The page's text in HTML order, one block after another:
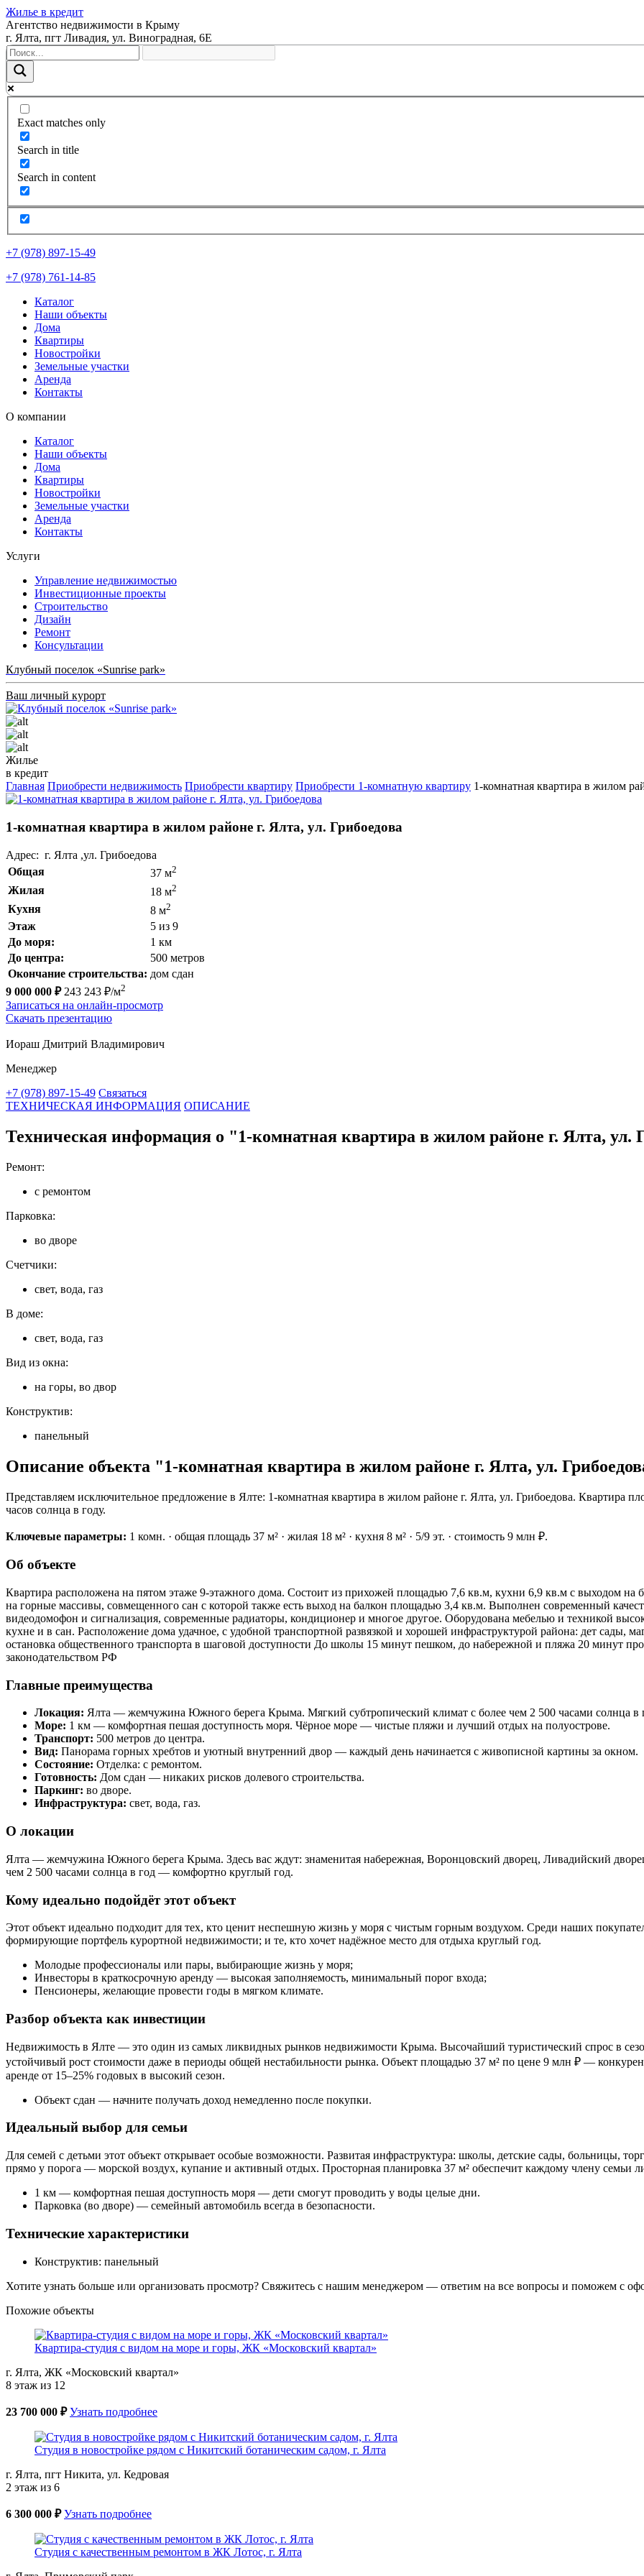
Жилье в кредит
Агентство недвижимости в Крыму
г. Ялта, пгт Ливадия, ул. Виноградная, 6Е
Exact matches only
Search in title
Search in content
+7 (978) 897-15-49
+7 (978) 761-14-85
Каталог
Наши объекты
Дома
Квартиры
Новостройки
Земельные участки
Аренда
Контакты
О компании
Каталог
Наши объекты
Дома
Квартиры
Новостройки
Земельные участки
Аренда
Контакты
Услуги
Управление недвижимостью
Инвестиционные проекты
Строительство
Дизайн
Ремонт
Консультации
Клубный поселок «Sunrise park»
Ваш личный курорт
Жилье
в кредит
Главная Приобрести недвижимость Приобрести квартиру Приобрести 1-комнатную квартиру 1-комнатная квартира в жилом
1-комнатная квартира в жилом районе г. Ялта, ул. Грибоедова
Адрес: г. Ялта ,ул. Грибоедова
Общая
37 м2
Жилая 18 м2
Кухня 8 м2
Этаж
5 из 9
До моря:
1 км
До центра:
500 метров
Окончание строительства: дом сдан
9 000 000 ₽ 243 243 ₽/м2
Записаться на онлайн-просмотр
Скачать презентацию
Иораш Дмитрий Владимирович
Менеджер
+7 (978) 897-15-49 Связаться
ТЕХНИЧЕСКАЯ ИНФОРМАЦИЯ ОПИСАНИЕ
Техническая информация о "1-комнатная квартира в жилом районе г. Ялта, ул.
Ремонт:
с ремонтом
Парковка:
во дворе
Счетчики:
свет, вода, газ
В доме:
свет, вода, газ
Вид из окна:
на горы, во двор
Конструктив:
панельный
Описание объекта "1-комнатная квартира в жилом районе г. Ялта, ул.
Представляем исключительное предложение в Ялте: 1-комнатная квартира в жилом районе г. Ялта, ул. Грибоедова. Квартира
часов солнца в году.
Ключевые параметры: 1 комн. · общая площадь 37 м² · жилая 18 м² · кухня 8 м² · 5/9 эт. · стоимость 9 млн ₽.
Об объекте
Квартира расположена на пятом этаже 9-этажного дома. Состоит из прихожей площадью 7,6 кв.м, кухни 6,9 кв.м с выходом на
на горные массивы, совмещенного сан с которой также есть выход на балкон площадью 3,4 кв.м. Выполнен современный
видеодомофон и сигнализация, современные радиаторы, кондиционер и многое другое. Оборудована мебелью и техникой
кухне и в сан. Расположение дома удачное, с удобной транспортной развязкой и хорошей инфраструктурой района: дет сады,
остановка общественного транспорта в шаговой доступности До школы 15 минут пешком, до набережной и пляжа 20 минут
законодательством РФ
Главные преимущества
Локация: Ялта — жемчужина Южного берега Крыма. Мягкий субтропический климат с более чем 2 500 часами солнца в
Море: 1 км — комфортная пешая доступность моря. Чёрное море — чистые пляжи и лучший отдых на полуострове.
Транспорт: 500 метров до центра.
Вид: Панорама горных хребтов и уютный внутренний двор — каждый день начинается с живописной картины за окном.
Состояние: Отделка: с ремонтом.
Готовность: Дом сдан — никаких рисков долевого строительства.
Паркинг: во дворе.
Инфраструктура: свет, вода, газ.
О локации
Ялта — жемчужина Южного берега Крыма. Здесь вас ждут: знаменитая набережная, Воронцовский дворец, Ливадийский
чем 2 500 часами солнца в год — комфортно круглый год.
Кому идеально подойдёт этот объект
Этот объект идеально подходит для тех, кто ценит неспешную жизнь у моря с чистым горным воздухом. Среди наших
формирующие портфель курортной недвижимости; и те, кто хочет надёжное место для отдыха круглый год.
Молодые профессионалы или пары, выбирающие жизнь у моря;
Инвесторы в краткосрочную аренду — высокая заполняемость, минимальный порог входа;
Пенсионеры, желающие провести годы в мягком климате.
Разбор объекта как инвестиции
Недвижимость в Ялте — это один из самых ликвидных рынков недвижимости Крыма. Высочайший туристический спрос в
устойчивый рост стоимости даже в периоды общей нестабильности рынка. Объект площадью 37 м² по цене 9 млн ₽ —
аренде от 15–25% годовых в высокий сезон.
Объект сдан — начните получать доход немедленно после покупки.
Идеальный выбор для семьи
Для семей с детьми этот объект открывает особые возможности. Развитая инфраструктура: школы, детские сады, больницы,
прямо у порога — морской воздух, купание и активный отдых. Просторная планировка 37 м² обеспечит каждому члену семьи
1 км — комфортная пешая доступность моря — дети смогут проводить у воды целые дни.
Парковка (во дворе) — семейный автомобиль всегда в безопасности.
Технические характеристики
Конструктив: панельный
Хотите узнать больше или организовать просмотр? Свяжитесь с нашим менеджером — ответим на все вопросы и поможем с
Похожие объекты
Квартира-студия с видом на море и горы, ЖК «Московский квартал»
г. Ялта, ЖК «Московский квартал»
8 этаж из 12
23 700 000 ₽ Узнать подробнее
Студия в новостройке рядом с Никитский ботаническим садом, г. Ялта
г. Ялта, пгт Никита, ул. Кедровая
2 этаж из 6
6 300 000 ₽ Узнать подробнее
Студия с качественным ремонтом в ЖК Лотос, г. Ялта